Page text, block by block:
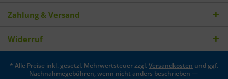
Zahlung & Versand
Widerruf
* Alle Preise inkl. gesetzl. Mehrwertsteuer zzgl.Versandkosten und ggf.
Nachnahmegebühren, wenn nicht anders beschrieben —